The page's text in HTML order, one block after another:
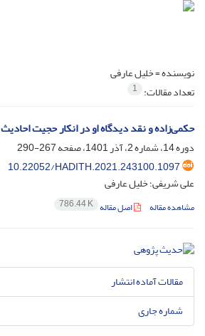
نویسنده =خلیل عارفی
تعداد مقالات: 1
حکمی‌زاده و نقد دیدگاه او در انکار حجیت احادیث
دوره 14، شماره 2، آذر 1401، صفحه
267-290
10.22052/HADITH.2021.243100.1097
علی شریفی؛ خلیل عارفی
مشاهده مقاله اصل مقاله 786.44 K
مقالات آماده انتشار
شماره جاری